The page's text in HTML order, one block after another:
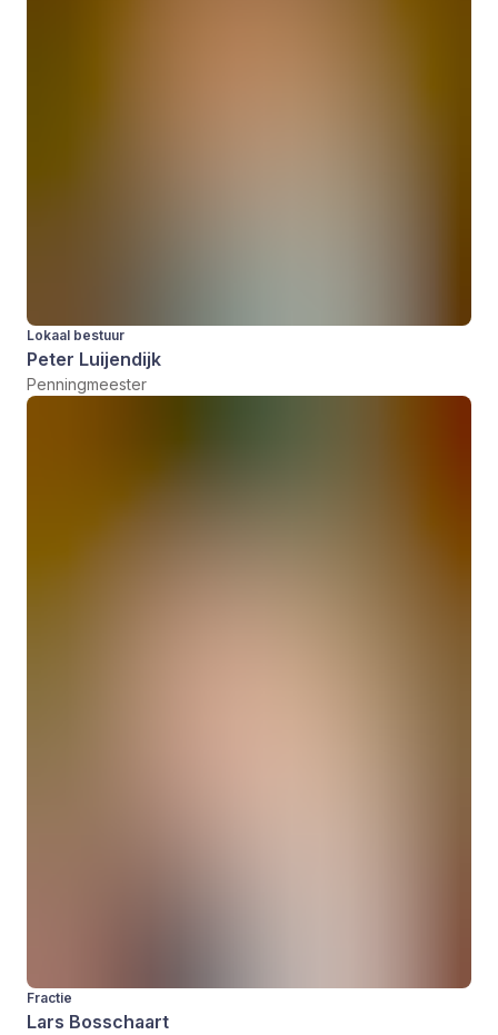
Lokaal bestuur
Peter Luijendijk
Penningmeester
Fractie
Lars Bosschaart